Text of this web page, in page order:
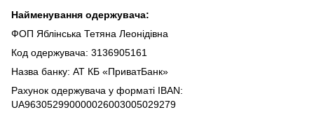
Найменування одержувача:
ФОП Яблінська Тетяна Леонідівна
Код одержувача: 3136905161
Назва банку: АТ КБ «ПриватБанк»
Рахунок одержувача у форматі IBAN:
UA963052990000026003005029279